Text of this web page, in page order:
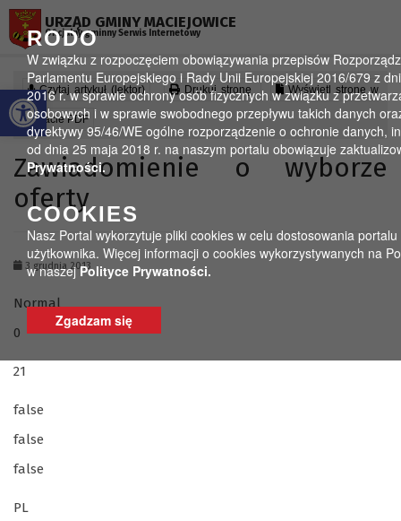
Otwórz pasek narzędzi
RODO
W związku z rozpoczęciem obowiązywania przepisów
Parlamentu Europejskiego i Rady Unii Europejskiej 2016/679 z
2016 r. w sprawie ochrony osób fizycznych w związku z
osobowych i w sprawie swobodnego przepływu takich danych
dyrektywy 95/46/WE ogólne rozporządzenie o ochronie danych,
od dnia 25 maja 2018 r. na naszym portalu obowiązuje
Prywatności.
COOKIES
Nasz Portal wykorzytuje pliki cookies w celu dostosowania
użytkownika. Więcej informacji o cookies wykorzystywanych na
w naszejPolityce Prywatności.
Zgadzam się
URZĄD GMINY MACIEJOWICE
Oficjalny gminny Serwis Internetowy
Czytaj artykuł (lektor) Drukuj stronę Wyświetl stronę w
formacie PDF
Zawiadomienie o wyborze
oferty
3 grudnia 2013
Normal
0
21
false
false
false
PL